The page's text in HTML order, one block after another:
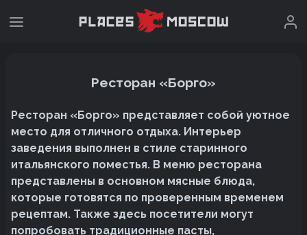
Ресторан «Борго»
Ресторан «Борго» представляет собой уютное
место для отличного отдыха. Интерьер
заведения выполнен в стиле старинного
итальянского поместья. В меню ресторана
представлены в основном мясные блюда,
которые готовятся по проверенным временем
рецептам. Также здесь посетители могут
попробовать традиционные пасты,